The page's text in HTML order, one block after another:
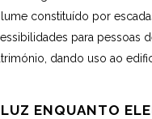
constituído por
para pessoas
dando uso ao
ENQUANTO